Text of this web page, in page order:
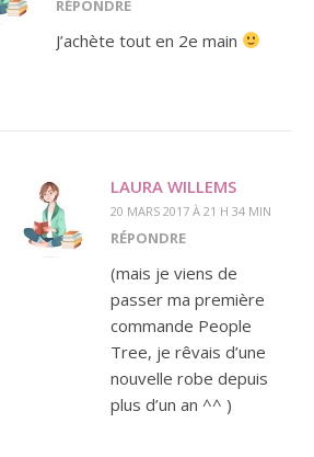
RÉPONDRE
J’achète tout en 2e main
LAURA WILLEMS
20 MARS 2017 À 21 H 34 MIN
RÉPONDRE
(mais je viens de
passer ma première
commande People
Tree, je rêvais d’une
nouvelle robe depuis
plus d’un an ^^ )